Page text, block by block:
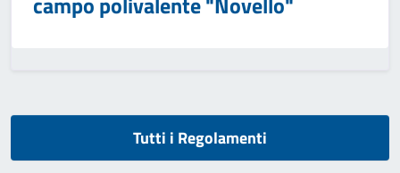
Tutti i Regolamenti